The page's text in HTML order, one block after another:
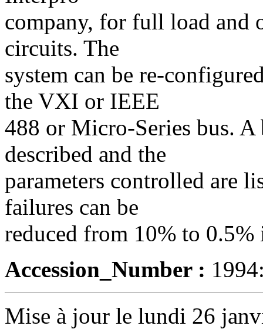
company, for full load and
circuits. The
system can be re-
the VXI or IEEE
488 or Micro-Series bus.
described and the
parameters controlled are
failures can be
reduced from 10% to
Accession_Number :
Mise à jour le lundi 26